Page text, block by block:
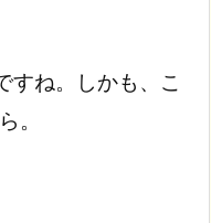
ね。しかも、こ
。